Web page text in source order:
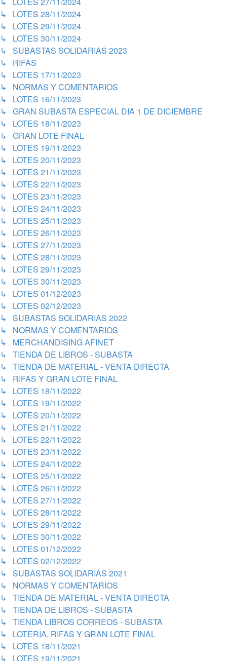
↳ LOTES 28/11/2024
↳ LOTES 29/11/2024
↳ LOTES 30/11/2024
↳ SUBASTAS SOLIDARIAS 2023
↳ RIFAS
↳ LOTES 17/11/2023
↳ NORMAS Y COMENTARIOS
↳ LOTES 16/11/2023
↳ GRAN SUBASTA ESPECIAL DIA 1 DE DICIEMBRE
↳ LOTES 18/11/2023
↳ GRAN LOTE FINAL
↳ LOTES 19/11/2023
↳ LOTES 20/11/2023
↳ LOTES 21/11/2023
↳ LOTES 22/11/2023
↳ LOTES 23/11/2023
↳ LOTES 24/11/2023
↳ LOTES 25/11/2023
↳ LOTES 26/11/2023
↳ LOTES 27/11/2023
↳ LOTES 28/11/2023
↳ LOTES 29/11/2023
↳ LOTES 30/11/2023
↳ LOTES 01/12/2023
↳ LOTES 02/12/2023
↳ SUBASTAS SOLIDARIAS 2022
↳ NORMAS Y COMENTARIOS
↳ MERCHANDISING AFINET
↳ TIENDA DE LIBROS - SUBASTA
↳ TIENDA DE MATERIAL - VENTA DIRECTA
↳ RIFAS Y GRAN LOTE FINAL
↳ LOTES 18/11/2022
↳ LOTES 19/11/2022
↳ LOTES 20/11/2022
↳ LOTES 21/11/2022
↳ LOTES 22/11/2022
↳ LOTES 23/11/2022
↳ LOTES 24/11/2022
↳ LOTES 25/11/2022
↳ LOTES 26/11/2022
↳ LOTES 27/11/2022
↳ LOTES 28/11/2022
↳ LOTES 29/11/2022
↳ LOTES 30/11/2022
↳ LOTES 01/12/2022
↳ LOTES 02/12/2022
↳ SUBASTAS SOLIDARIAS 2021
↳ NORMAS Y COMENTARIOS
↳ TIENDA DE MATERIAL - VENTA DIRECTA
↳ TIENDA DE LIBROS - SUBASTA
↳ TIENDA LIBROS CORREOS - SUBASTA
↳ LOTERIA, RIFAS Y GRAN LOTE FINAL
↳ LOTES 18/11/2021
↳ LOTES 19/11/2021